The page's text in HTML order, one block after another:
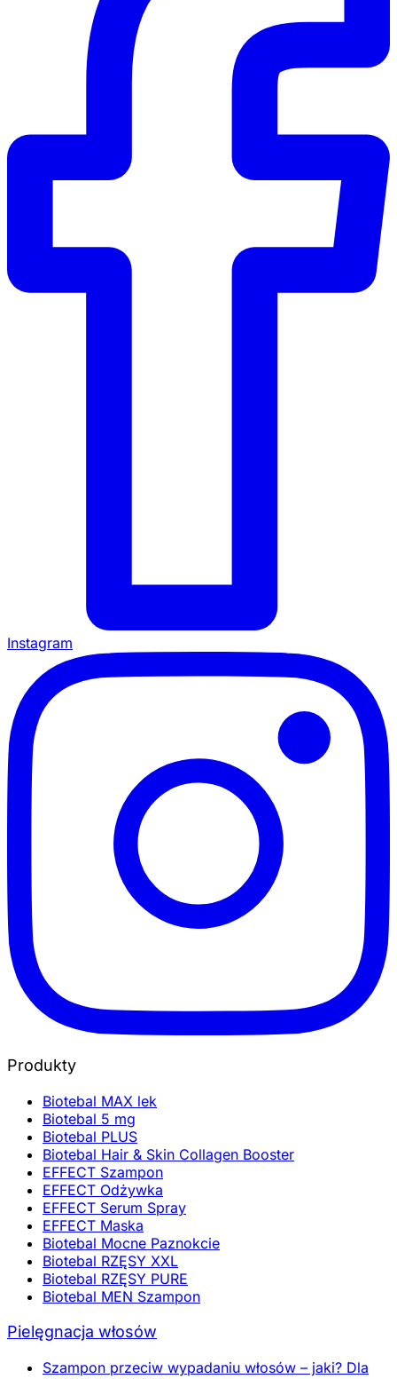
Instagram
Produkty
Biotebal MAX lek
Biotebal 5 mg
Biotebal PLUS
Biotebal Hair & Skin Collagen Booster
EFFECT Szampon
EFFECT Odżywka
EFFECT Serum Spray
EFFECT Maska
Biotebal Mocne Paznokcie
Biotebal RZĘSY XXL
Biotebal RZĘSY PURE
Biotebal MEN Szampon
Pielęgnacja włosów
Szampon przeciw wypadaniu włosów – jaki? Dla